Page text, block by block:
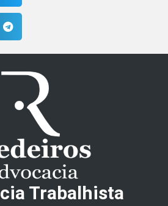
Trabalhista